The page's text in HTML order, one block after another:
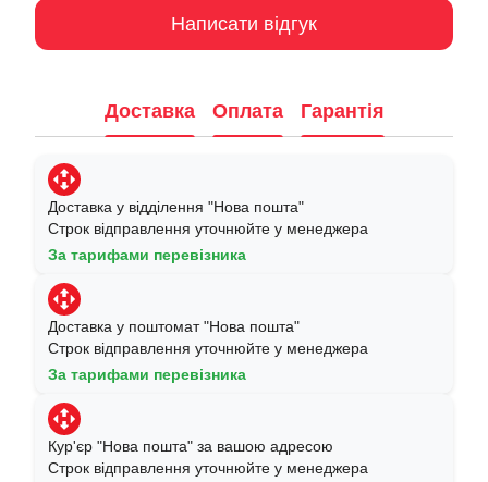
Написати відгук
Доставка Оплата Гарантія
Доставка у відділення "Нова пошта"
Строк відправлення уточнюйте у менеджера
За тарифами перевізника
Доставка у поштомат "Нова пошта"
Строк відправлення уточнюйте у менеджера
За тарифами перевізника
Кур'єр "Нова пошта" за вашою адресою
Строк відправлення уточнюйте у менеджера